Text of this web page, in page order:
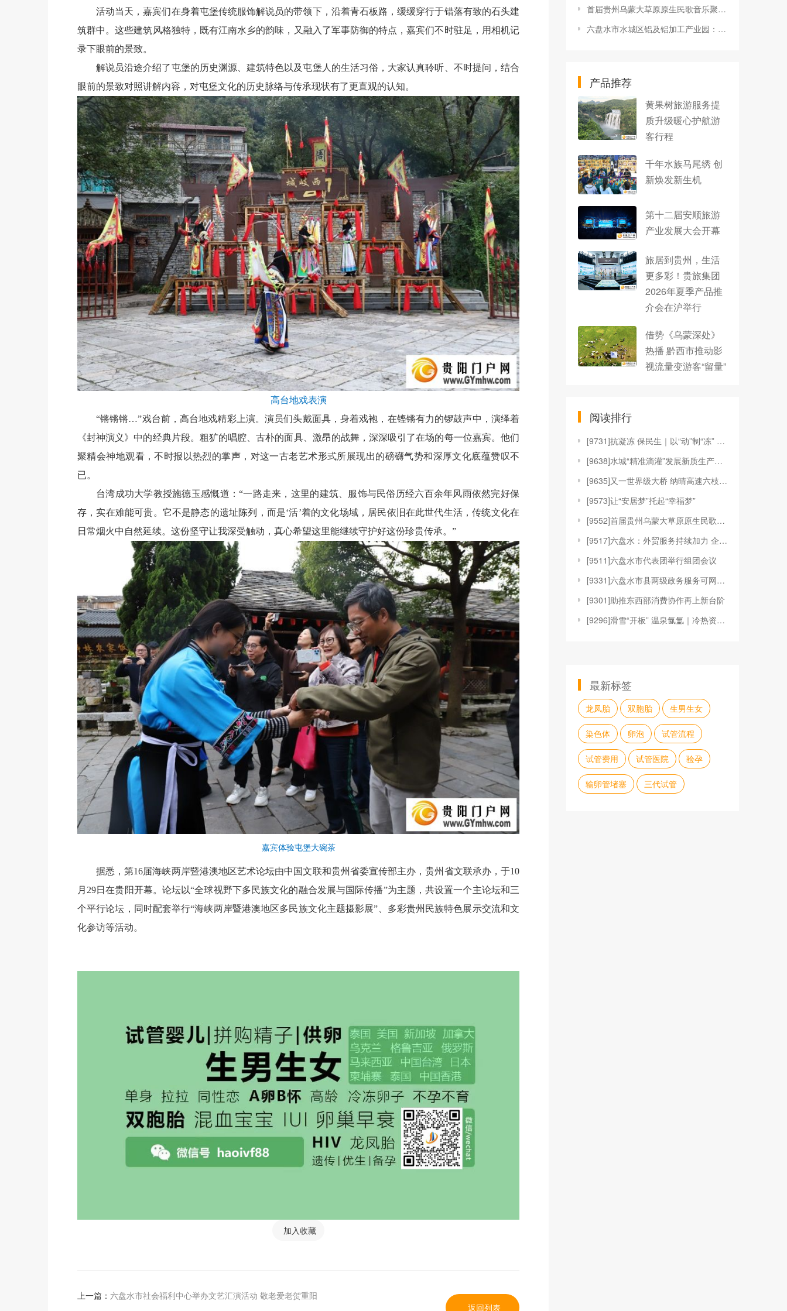
活动当天，嘉宾们在身着屯堡传统服饰解说员的带领下，沿着青石板路，缓缓穿行于错落有致的石头建
筑群中。这些建筑风格独特，既有江南水乡的韵味，又融入了军事防御的特点，嘉宾们不时驻足，用相机记
录下眼前的景致。
解说员沿途介绍了屯堡的历史渊源、建筑特色以及屯堡人的生活习俗，大家认真聆听、不时提问，结合
眼前的景致对照讲解内容，对屯堡文化的历史脉络与传承现状有了更直观的认知。
高台地戏表演
“锵锵锵…”戏台前，高台地戏精彩上演。演员们头戴面具，身着戏袍，在铿锵有力的锣鼓声中，演绎着
《封神演义》中的经典片段。粗犷的唱腔、古朴的面具、激昂的战舞，深深吸引了在场的每一位嘉宾。他们
聚精会神地观看，不时报以热烈的掌声，对这一古老艺术形式所展现出的磅礴气势和深厚文化底蕴赞叹不
已。
台湾成功大学教授施德玉感慨道：“一路走来，这里的建筑、服饰与民俗历经六百余年风雨依然完好保
存，实在难能可贵。它不是静态的遗址陈列，而是‘活’着的文化场域，居民依旧在此世代生活，传统文化在
日常烟火中自然延续。这份坚守让我深受触动，真心希望这里能继续守护好这份珍贵传承。”
嘉宾体验屯堡大碗茶
据悉，第16届海峡两岸暨港澳地区艺术论坛由中国文联和贵州省委宣传部主办，贵州省文联承办，于10
月29日在贵阳开幕。论坛以“全球视野下多民族文化的融合发展与国际传播”为主题，共设置一个主论坛和三
个平行论坛，同时配套举行“海峡两岸暨港澳地区多民族文化主题摄影展”、多彩贵州民族特色展示交流和文
化参访等活动。
加入收藏
上一篇： 六盘水市社会福利中心举办文艺汇演活动 敬老爱老贺重阳
返回列表
首届贵州乌蒙大草原原生民歌音乐聚活动唱响乌蒙大草原
六盘水市水城区铝及铝加工产业园：前置服务让企业少走弯路
产品推荐
黄果树旅游服务提
质升级暖心护航游
客行程
千年水族马尾绣 创
新焕发新生机
第十二届安顺旅游
产业发展大会开幕
旅居到贵州，生活
更多彩！贵旅集团
2026年夏季产品推
介会在沪举行
借势《乌蒙深处》
热播 黔西市推动影
视流量变游客“留量”
阅读排行
[9731]抗凝冻 保民生｜以“动”制“冻” 他们在
[9638]水城“精准滴灌”发展新质生产力 聚才“强
[9635]又一世界级大桥 纳晴高速六枝大桥创新工艺
[9573]让“安居梦”托起“幸福梦”
[9552]首届贵州乌蒙大草原原生民歌音乐聚活动唱响
[9517]六盘水：外贸服务持续加力 企业出海底气更
[9511]六盘水市代表团举行组团会议
[9331]六盘水市县两级政务服务可网办率、全程网办
[9301]助推东西部消费协作再上新台阶
[9296]滑雪“开板” 温泉氤氲｜冷热资源点燃贵州
最新标签
龙凤胎 双胞胎 生男生女
染色体 卵泡 试管流程
试管费用 试管医院 验孕
输卵管堵塞 三代试管